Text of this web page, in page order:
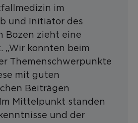
im
und Initiator des
Bozen zieht eine
„Wir konnten beim
Themenschwerpunkte
mit guten
Beiträgen
Mittelpunkt standen
und der